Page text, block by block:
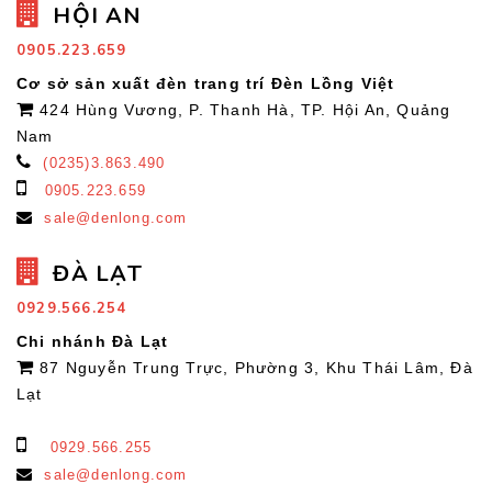
HỘI AN
0905.223.659
Cơ sở sản xuất đèn trang trí Đèn Lồng Việt
424 Hùng Vương, P. Thanh Hà, TP. Hội An, Quảng
Nam
(0235)3.863.490
0905.223.659
sale@denlong.com
ĐÀ LẠT
0929.566.254
Chi nhánh Đà Lạt
87 Nguyễn Trung Trực, Phường 3, Khu Thái Lâm, Đà
Lạt
0929.566.255
sale@denlong.com